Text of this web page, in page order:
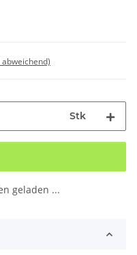
Stk
geladen ...